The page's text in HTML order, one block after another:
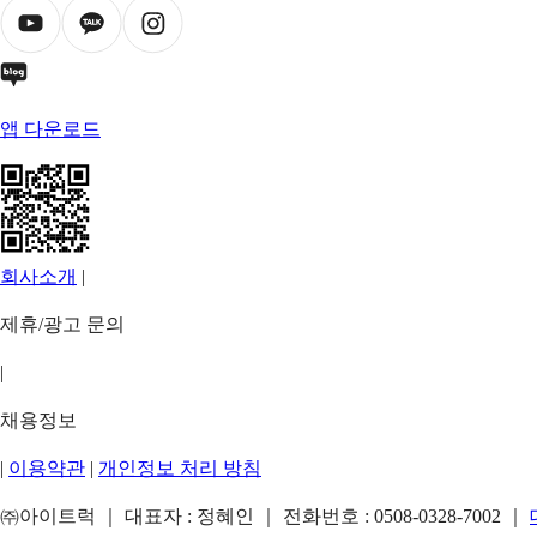
앱 다운로드
회사소개 |
제휴/광고 문의
|
채용정보
| 이용약관 | 개인정보 처리 방침
㈜아이트럭 ｜ 대표자 : 정혜인 ｜ 전화번호 : 0508-0328-7002